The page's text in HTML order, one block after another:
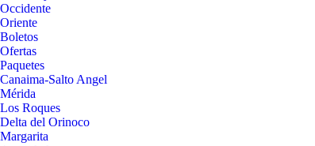
Occidente
Oriente
Boletos
Ofertas
Paquetes
Canaima-Salto Angel
Mérida
Los Roques
Delta del Orinoco
Margarita